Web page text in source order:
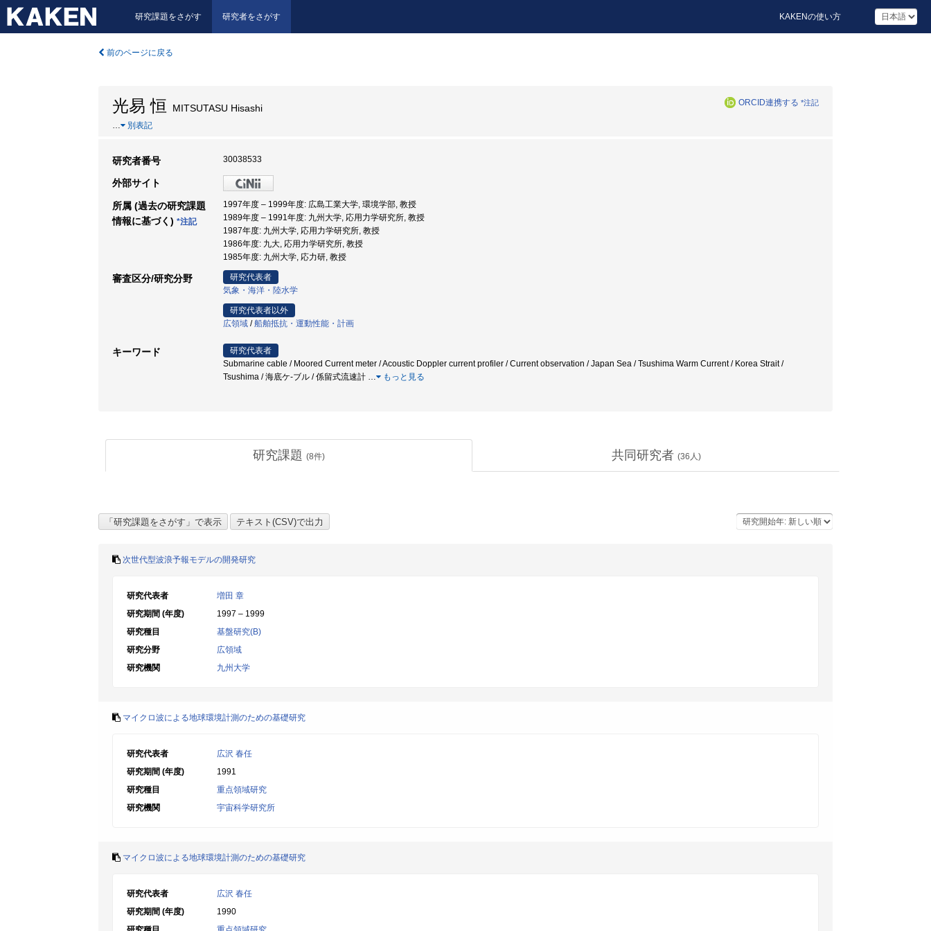
研究課題をさがす 研究者をさがす KAKENの使い方
前のページに戻る
光易 恒 MITSUTASU Hisashi ORCID連携する *注記
… 別表記
研究者番号 30038533
外部サイト
所属 (過去の研究課題
情報に基づく) *注記
1997年度 – 1999年度: 広島工業大学, 環境学部, 教授
1989年度 – 1991年度: 九州大学, 応用力学研究所, 教授
1987年度: 九州大学, 応用力学研究所, 教授
1986年度: 九大, 応用力学研究所, 教授
1985年度: 九州大学, 応力研, 教授
審査区分/研究分野
研究代表者
気象・海洋・陸水学
研究代表者以外
広領域 /船舶抵抗・運動性能・計画
キーワード
研究代表者
Submarine cable / Moored Current meter / Acoustic Doppler current profiler / Current observation / Japan Sea / Tsushima Warm Current / Korea Strait /
Tsushima / 海底ケ-ブル / 係留式流速計 … もっと見る
研究課題 (8件) 共同研究者 (36 人)
次世代型波浪予報モデルの開発研究
研究代表者
増田 章
研究期間 (年度)
1997 – 1999
研究種目
基盤研究(B)
研究分野
広領域
研究機関
九州大学
マイクロ波による地球環境計測のための基礎研究
研究代表者
広沢 春任
研究期間 (年度)
1991
研究種目
重点領域研究
研究機関
宇宙科学研究所
マイクロ波による地球環境計測のための基礎研究
研究代表者
広沢 春任
研究期間 (年度)
1990